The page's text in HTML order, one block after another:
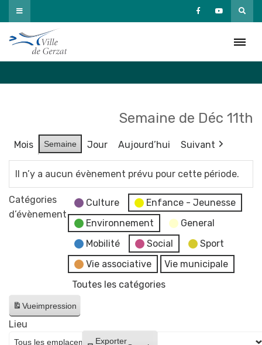
Passer
au
contenu
Semaine de Déc 11th
Mois Semaine Jour Aujourd’hui Suivant
Il n’y a aucun évènement prévu pour cette période.
Catégories
d’évènement
Culture
Enfance - Jeunesse
Environnement
General
Mobilité
Social
Sport
Vie associative
Vie municipale
Toutes les catégories
Vueimpression
Créer
Exporter
Lieu